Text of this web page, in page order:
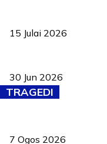
15 Julai 2026
30 Jun 2026
TRAGEDI
7 Ogos 2026